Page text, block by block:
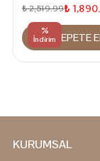
%
İndirim
Gözlü Laptop
Çantası
₺ 2,519.99₺
SEPETE
KURUMSAL